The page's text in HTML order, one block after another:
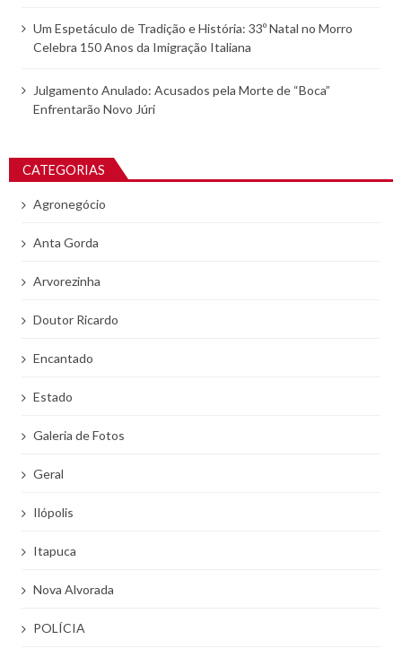
Um Espetáculo de Tradição e História: 33º Natal no Morro
Celebra 150 Anos da Imigração Italiana
Julgamento Anulado: Acusados pela Morte de “Boca”
Enfrentarão Novo Júri
CATEGORIAS
Agronegócio
Anta Gorda
Arvorezinha
Doutor Ricardo
Encantado
Estado
Galeria de Fotos
Geral
Ilópolis
Itapuca
Nova Alvorada
POLÍCIA